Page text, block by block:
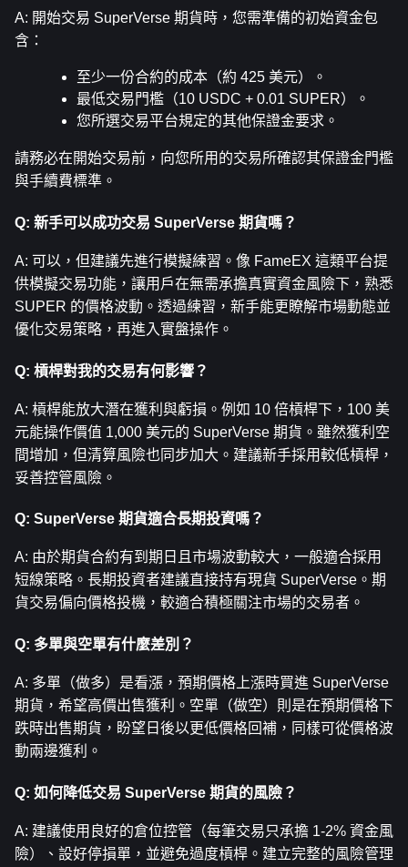
A: 開始交易 SuperVerse 期貨時，您需準備的初始資金包
含：
至少一份合約的成本（約 425 美元）。
最低交易門檻（10 USDC + 0.01 SUPER）。
您所選交易平台規定的其他保證金要求。
請務必在開始交易前，向您所用的交易所確認其保證金門檻
與手續費標準。
Q: 新手可以成功交易 SuperVerse 期貨嗎？
A: 可以，但建議先進行模擬練習。像 FameEX 這類平台提
供模擬交易功能，讓用戶在無需承擔真實資金風險下，熟悉
SUPER 的價格波動。透過練習，新手能更瞭解市場動態並
優化交易策略，再進入實盤操作。
Q: 槓桿對我的交易有何影響？
A: 槓桿能放大潛在獲利與虧損。例如 10 倍槓桿下，100 美
元能操作價值 1,000 美元的 SuperVerse 期貨。雖然獲利空
間增加，但清算風險也同步加大。建議新手採用較低槓桿，
妥善控管風險。
Q: SuperVerse 期貨適合長期投資嗎？
A: 由於期貨合約有到期日且市場波動較大，一般適合採用
短線策略。長期投資者建議直接持有現貨 SuperVerse。期
貨交易偏向價格投機，較適合積極關注市場的交易者。
Q: 多單與空單有什麼差別？
A: 多單（做多）是看漲，預期價格上漲時買進 SuperVerse
期貨，希望高價出售獲利。空單（做空）則是在預期價格下
跌時出售期貨，盼望日後以更低價格回補，同樣可從價格波
動兩邊獲利。
Q: 如何降低交易 SuperVerse 期貨的風險？
A: 建議使用良好的倉位控管（每筆交易只承擔 1-2% 資金風
險）、設好停損單，並避免過度槓桿。建立完整的風險管理